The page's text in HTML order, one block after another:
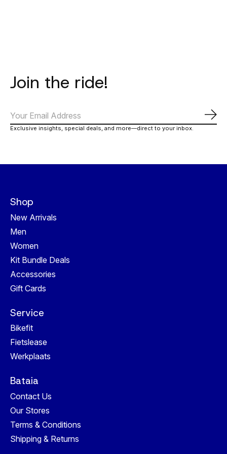
Join the ride!
Exclusive insights, special deals, and more—direct to your inbox.
Shop
New Arrivals
Men
Women
Kit Bundle Deals
Accessories
Gift Cards
Service
Bikefit
Fietslease
Werkplaats
Bataia
Contact Us
Our Stores
Terms & Conditions
Shipping & Returns